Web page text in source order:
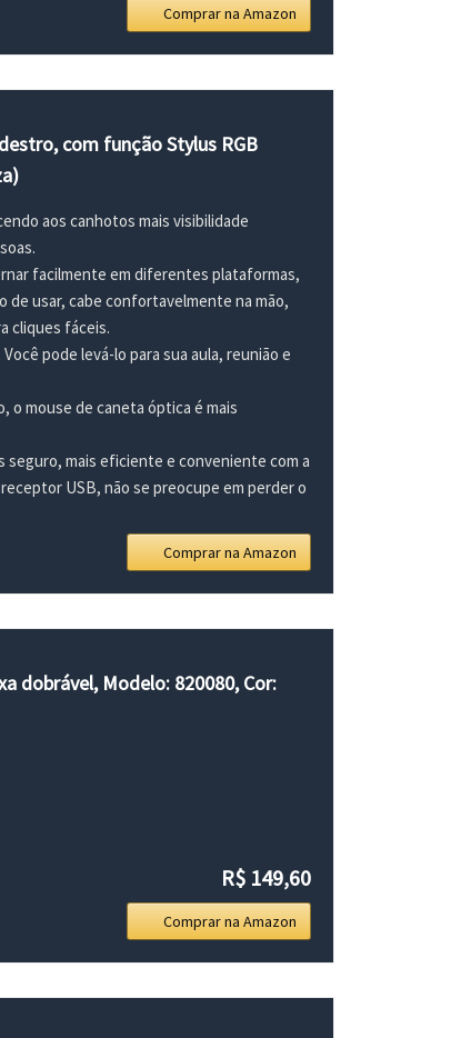
Comprar na Amazon
com função Stylus RGB
aos canhotos mais visibilidade
facilmente em diferentes plataformas,
de usar, cabe confortavelmente na mão,
cliques fáceis.
pode levá-lo para sua aula, reunião e
o mouse de caneta óptica é mais
seguro, mais eficiente e conveniente com a
USB, não se preocupe em perder o
Comprar na Amazon
dobrável, Modelo: 820080, Cor:
R$ 149,60
Comprar na Amazon